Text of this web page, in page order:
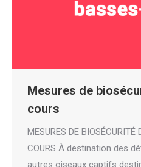
Mesures de
cours
MESURES DE
COURS À destination des
autres oiseaux captifs